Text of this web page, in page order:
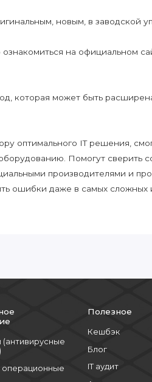
новым, в заводской
на официальном
которая может быть
оптимального IT решения,
Помогут сверить
производителями и
ошибки даже в самых сложных
операционные
Полезное
Кешбэк
Блог
IT аудит